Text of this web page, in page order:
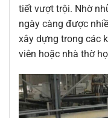
tiết vượt trội. Nhờ
ngày càng được
xây dựng trong các
viên hoặc nhà thờ